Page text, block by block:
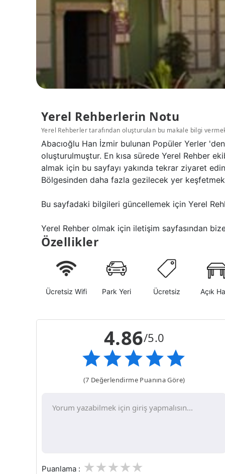
Yerel Rehberlerin Notu
Yerel Rehberler tarafından oluşturulan bu makale bilgi
Abacıoğlu Han İzmir bulunan Popüler Yerler
oluşturulmuştur. En kısa sürede Yerel Rehber
almak için bu sayfayı yakında tekrar ziyaret
Bölgesinden daha fazla gezilecek yer
Bu sayfadaki bilgileri güncellemek için Yerel
Yerel Rehber olmak için iletişim sayfasından
Özellikler
Ücretsiz Wifi Park Yeri Ücretsiz Açık
4.86/5.0
(7 Değerlendirme Puanına Göre)
Puanlama : 3
2
1